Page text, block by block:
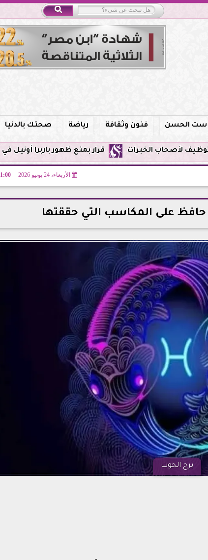
ست الحسن فنون وثقافة رياضة صحتك بالدنيا
قرار بمنع ظهور باربرا أونيل في مصر وحظر
الأربعاء، 24 يونيو 2026 11:00
برج الحوت